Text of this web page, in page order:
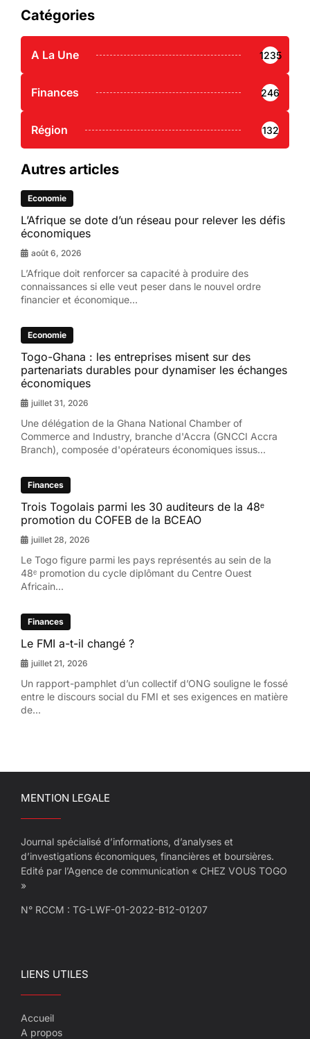
Catégories
A La Une 1235
Finances 246
Région 132
Autres articles
Economie
L’Afrique se dote d’un réseau pour relever les défis
économiques
août 6, 2026
L’Afrique doit renforcer sa capacité à produire des
connaissances si elle veut peser dans le nouvel ordre
financier et économique...
Economie
Togo-Ghana : les entreprises misent sur des
partenariats durables pour dynamiser les échanges
économiques
juillet 31, 2026
Une délégation de la Ghana National Chamber of
Commerce and Industry, branche d'Accra (GNCCI Accra
Branch), composée d'opérateurs économiques issus...
Finances
Trois Togolais parmi les 30 auditeurs de la 48ᵉ
promotion du COFEB de la BCEAO
juillet 28, 2026
Le Togo figure parmi les pays représentés au sein de la
48ᵉ promotion du cycle diplômant du Centre Ouest
Africain...
Finances
Le FMI a-t-il changé ?
juillet 21, 2026
Un rapport-pamphlet d’un collectif d’ONG souligne le fossé
entre le discours social du FMI et ses exigences en matière
de...
MENTION LEGALE
Journal spécialisé d’informations, d’analyses et
d’investigations économiques, financières et boursières.
Edité par l’Agence de communication « CHEZ VOUS TOGO
»
N° RCCM : TG-LWF-01-2022-B12-01207
LIENS UTILES
Accueil
A propos